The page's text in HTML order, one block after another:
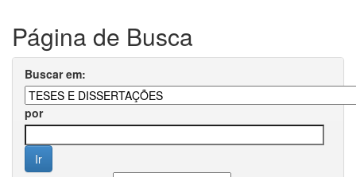
Página de Busca
Buscar em:
por